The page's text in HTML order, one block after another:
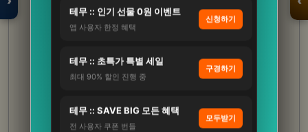
테무 :: 인기 선물 0원 이벤트
앱 사용자 한정 혜택
신청하기
테무 :: 초특가 특별 세일
최대 90% 할인 진행 중
구경하기
테무 :: SAVE BIG 모든 혜택
전 사용자 쿠폰 번들
모두받기